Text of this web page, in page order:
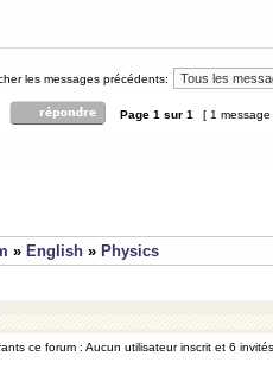
les messages précédents:
Page 1 sur 1 [ 1
» English » Physics
ce forum : Aucun utilisateur inscrit et 6 invités